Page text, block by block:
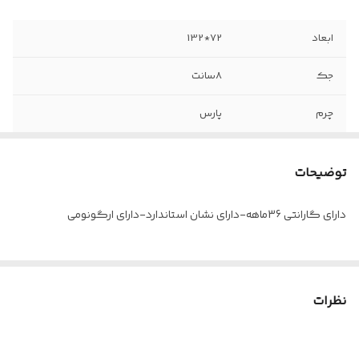
ابعاد 72*132
جک 8سانت
چرم پارس
ضمانت
توضیحات
دارای گارانتی 36ماهه-دارای نشان استاندارد-دارای ارگونومی
نظرات